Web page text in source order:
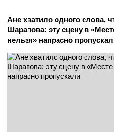
Ане хватило одного слова,
Шарапова: эту сцену в
нельзя» напрасно